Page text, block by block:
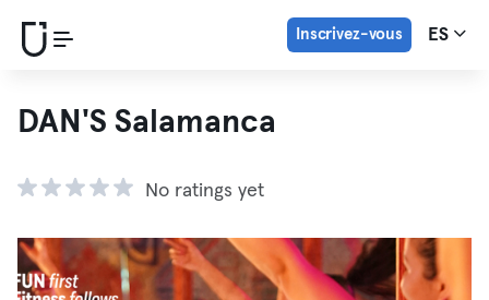
Inscrivez-vous ES
DAN'S Salamanca
No ratings yet